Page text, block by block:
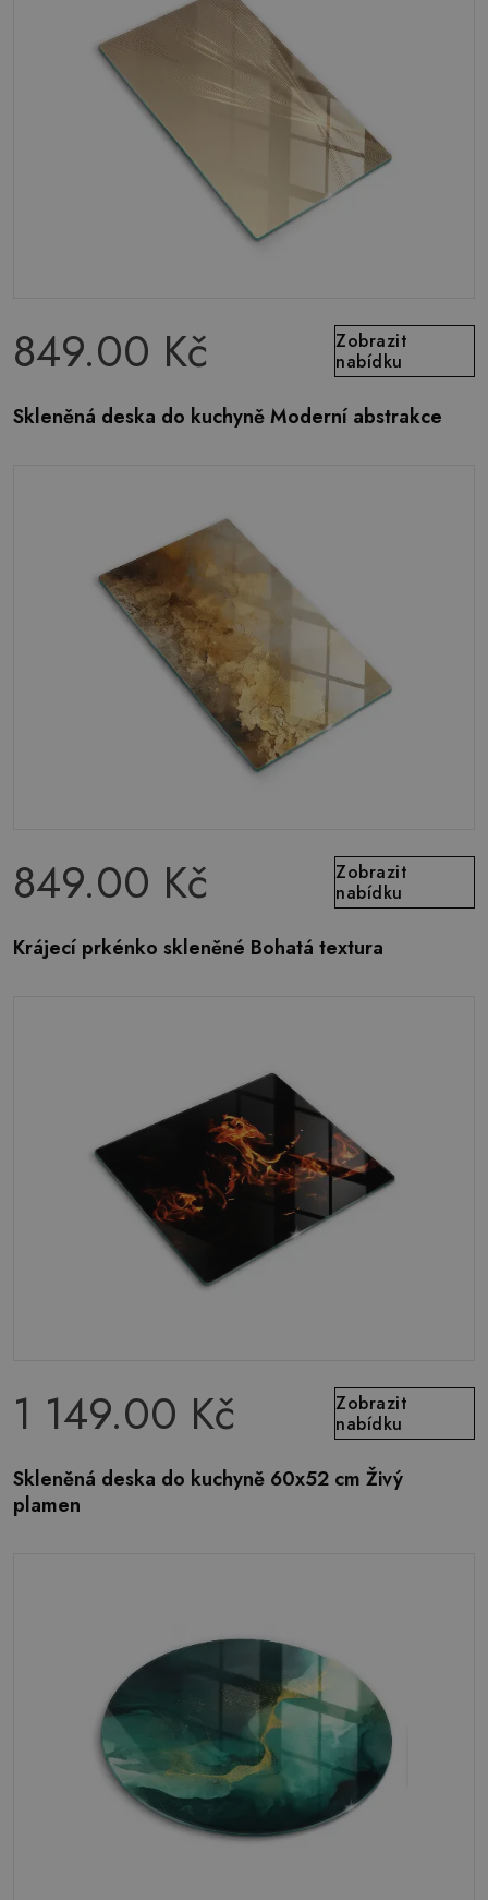
849.00 Kč
Zobrazit
nabídku
Skleněná deska do kuchyně Moderní abstrakce
849.00 Kč
Zobrazit
nabídku
Krájecí prkénko skleněné Bohatá textura
1 149.00 Kč
Zobrazit
nabídku
Skleněná deska do kuchyně 60x52 cm Živý
plamen